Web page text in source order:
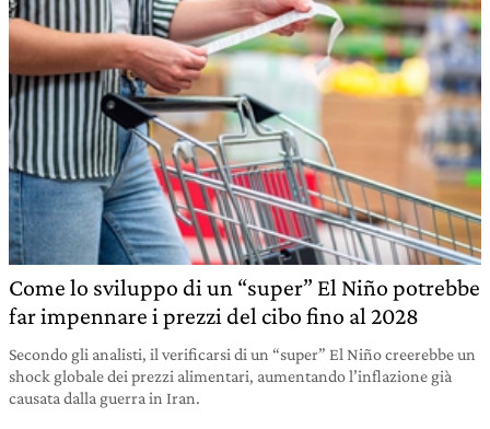
Come lo sviluppo di un “super” El Niño potrebbe
far impennare i prezzi del cibo fino al 2028
Secondo gli analisti, il verificarsi di un “super” El Niño creerebbe un
shock globale dei prezzi alimentari, aumentando l’inflazione già
causata dalla guerra in Iran.